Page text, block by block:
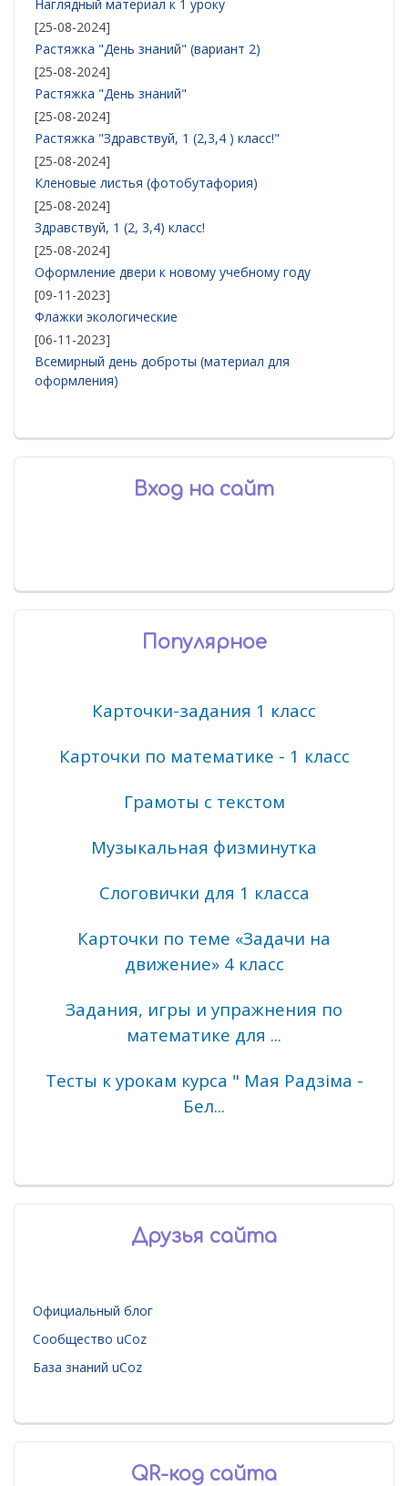
Наглядный материал к 1 уроку
[25-08-2024]
Растяжка "День знаний" (вариант 2)
[25-08-2024]
Растяжка "День знаний"
[25-08-2024]
Растяжка "Здравствуй, 1 (2,3,4 ) класс!"
[25-08-2024]
Кленовые листья (фотобутафория)
[25-08-2024]
Здравствуй, 1 (2, 3,4) класс!
[25-08-2024]
Оформление двери к новому учебному году
[09-11-2023]
Флажки экологические
[06-11-2023]
Всемирный день доброты (материал для
оформления)
Вход на сайт
Популярное
Карточки-задания 1 класс
Карточки по математике - 1 класс
Грамоты с текстом
Музыкальная физминутка
Слоговички для 1 класса
Карточки по теме «Задачи на
движение» 4 класс
Задания, игры и упражнения по
математике для ...
Тесты к урокам курса " Мая Радзіма -
Бел...
Друзья сайта
Официальный блог
Сообщество uCoz
База знаний uCoz
QR-код сайта